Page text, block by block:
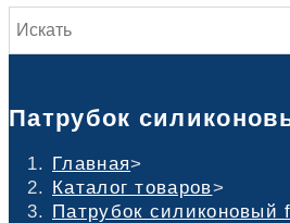
Патрубок
Главная>
Каталог товаров>
Патрубок силиконовый